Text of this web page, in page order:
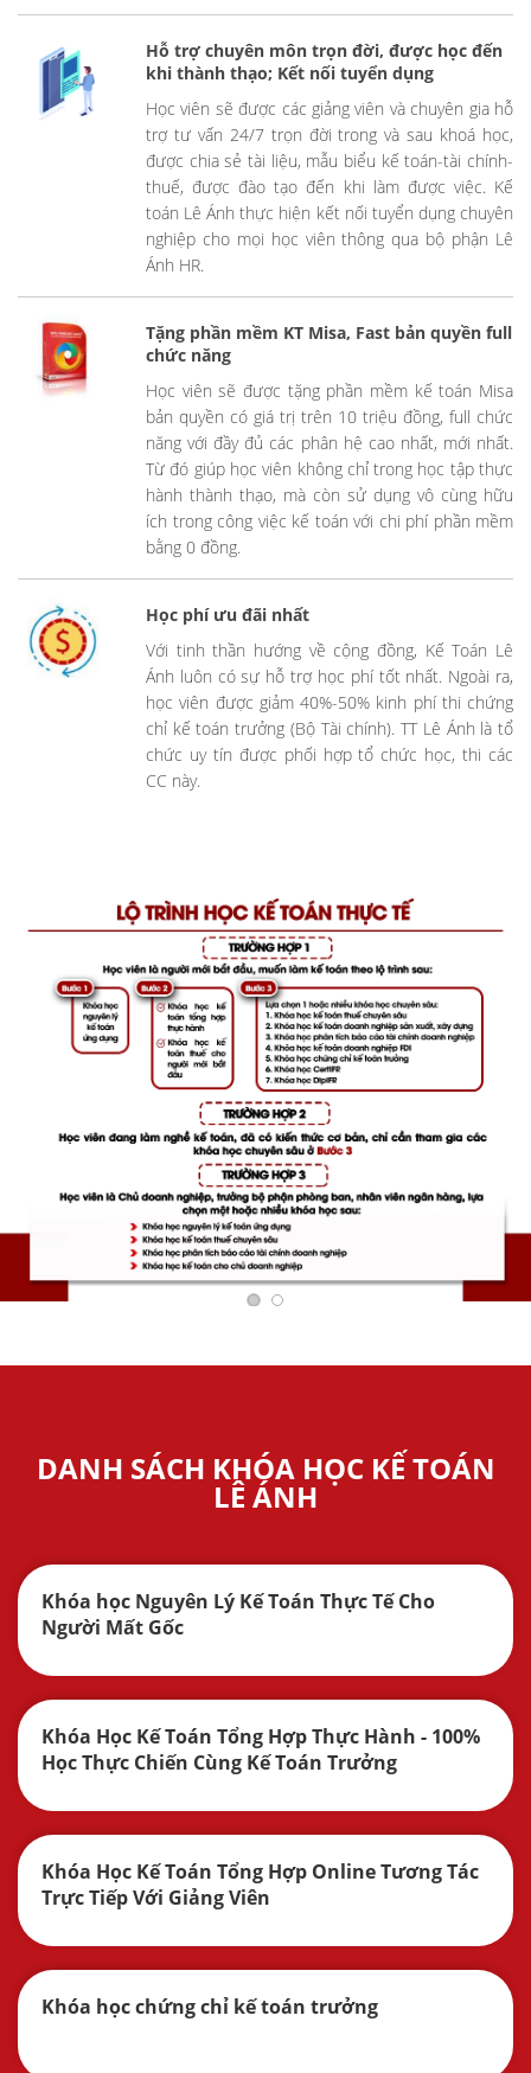
Hỗ trợ chuyên môn trọn đời, được học đến
khi thành thạo; Kết nối tuyển dụng
Học viên sẽ được các giảng viên và chuyên gia hỗ
trợ tư vấn 24/7 trọn đời trong và sau khoá học,
được chia sẻ tài liệu, mẫu biểu kế toán-tài chính-
thuế, được đào tạo đến khi làm được việc. Kế
toán Lê Ánh thực hiện kết nối tuyển dụng chuyên
nghiệp cho mọi học viên thông qua bộ phận Lê
Ánh HR.
Tặng phần mềm KT Misa, Fast bản quyền full
chức năng
Học viên sẽ được tặng phần mềm kế toán Misa
bản quyền có giá trị trên 10 triệu đồng, full chức
năng với đầy đủ các phân hệ cao nhất, mới nhất.
Từ đó giúp học viên không chỉ trong học tập thực
hành thành thạo, mà còn sử dụng vô cùng hữu
ích trong công việc kế toán với chi phí phần mềm
bằng 0 đồng.
Học phí ưu đãi nhất
Với tinh thần hướng về cộng đồng, Kế Toán Lê
Ánh luôn có sự hỗ trợ học phí tốt nhất. Ngoài ra,
học viên được giảm 40%-50% kinh phí thi chứng
chỉ kế toán trưởng (Bộ Tài chính). TT Lê Ánh là tổ
chức uy tín được phối hợp tổ chức học, thi các
CC này.
DANH SÁCH KHÓA HỌC KẾ TOÁN
LÊ ÁNH
Khóa học Nguyên Lý Kế Toán Thực Tế Cho
Người Mất Gốc
Khóa Học Kế Toán Tổng Hợp Thực Hành - 100%
Học Thực Chiến Cùng Kế Toán Trưởng
Khóa Học Kế Toán Tổng Hợp Online Tương Tác
Trực Tiếp Với Giảng Viên
Khóa học chứng chỉ kế toán trưởng